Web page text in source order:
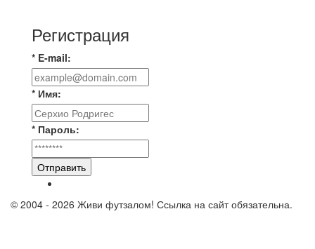
Регистрация
* E-mail:
* Имя:
* Пароль:
Отправить
© 2004 - 2026 Живи футзалом! Ссылка на сайт обязательна.